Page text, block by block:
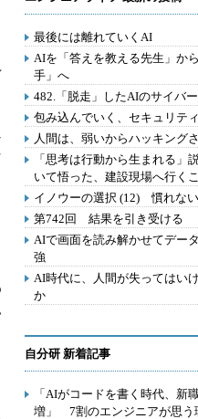
最後には離れていくAI
AIを「答えを教える先生」か
手」へ
482.「脱走」したAIのサイバ
包み込んでいく、セキュリティ
人間は、弱いからハッキング
「思考は行動から生まれる」
いて悟った、建設現場へ行く
イノウーの選択 (12) 慣れな
第742回 結果を引き受ける
AIで画面を読み解かせてデー
強
AI時代に、人間が失ってはい
か
自分研 新着記事
「AIがコードを書く時代、新
増」 7割のエンジニアが思う